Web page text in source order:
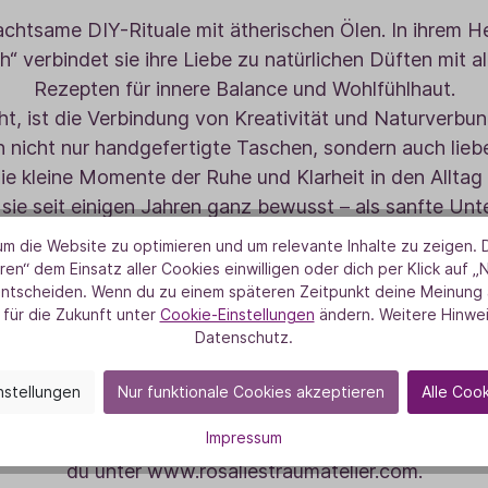
DIY-Rituale mit ätherischen Ölen. In ihrem
verbindet sie ihre Liebe zu natürlichen Düften mit
Rezepten für innere Balance und Wohlfühlhaut.
ist die Verbindung von Kreativität und
nicht nur handgefertigte Taschen, sondern auch
kleine Momente der Ruhe und Klarheit in den
seit einigen Jahren ganz bewusst – als sanfte
Ausgleich in intensiven Zeiten und als Inspiration
dass das Wohlbefinden im Kleinen beginnt: in
in einer bewussten Berührung der Haut. Mit
selbst aktiv zu werden, natürliche Zutaten
Rezept stammt aus ihrem Buch „Von Herzen
ätherischen Öle und zahlreiche DIY-Rezepte für
Weitere Informationen zum Buch sowie Einblicke
du unter www.rosaliestraumatelier.com.
die Website zu optimieren und um relevante Inhalte zu zeigen.
dem Einsatz aller Cookies einwilligen oder dich per Klick auf
Wenn du zu einem späteren Zeitpunkt deine
die Zukunft unter Cookie-Einstellungen ändern. Weitere
Datenschutz.
Nur funktionale Cookies akzeptieren Alle
Impressum